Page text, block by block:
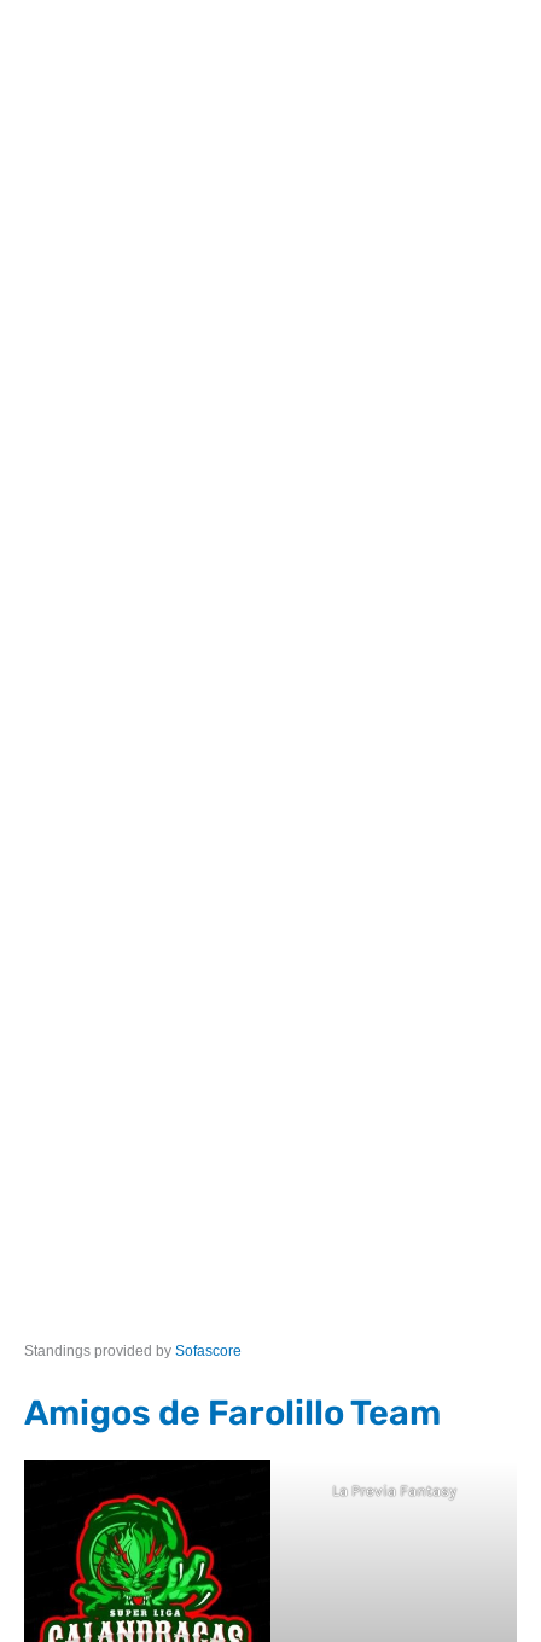
Standings provided by Sofascore
Amigos de Farolillo Team
La Previa Fantasy